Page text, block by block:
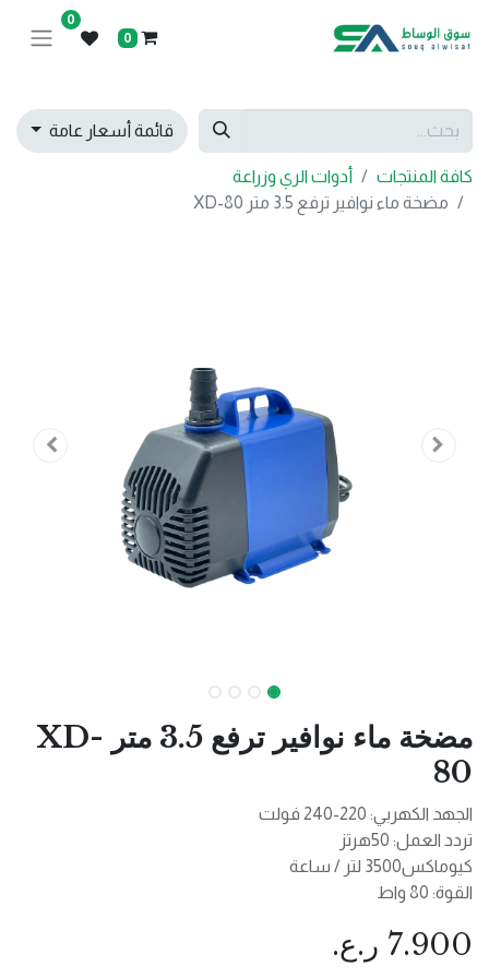
0
0
قائمة أسعار عامة
كافة المنتجات
أدوات الري وزراعة
مضخة ماء نوافير ترفع 3.5 متر XD-80
مضخة ماء نوافير ترفع 3.5 متر XD-
80
الجهد الكهربي: 220-240 فولت
تردد العمل: 50هرتز
كيوماكس3500 لتر / ساعة
القوة: 80 واط
7.900 ر.ع.